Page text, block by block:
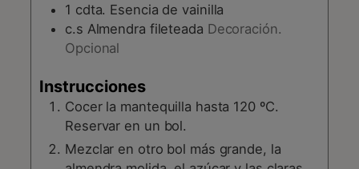
1 cdta. Esencia de vainilla
c.s Almendra fileteada Decoración.
Opcional
Instrucciones
Cocer la mantequilla hasta 120 ºC.
Reservar en un bol.
Mezclar en otro bol más grande, la